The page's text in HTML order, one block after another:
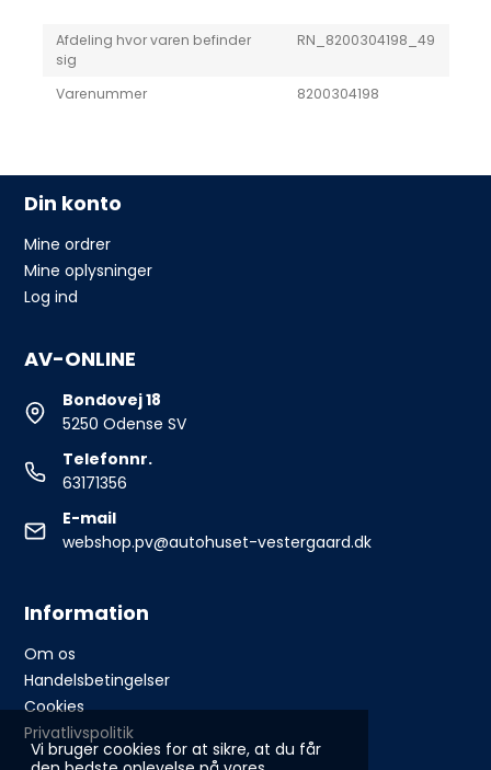
Vi bruger cookies for at sikre, at du får
Afdeling hvor varen befinder
sig
RN_8200304198_49
Varenummer 8200304198
Din konto
Mine ordrer
Mine oplysninger
Log ind
AV-ONLINE
Bondovej 18
5250 Odense SV
Telefonnr.
63171356
E-mail
webshop.pv@autohuset-vestergaard.dk
Information
Om os
Handelsbetingelser
Cookies
Privatlivspolitik